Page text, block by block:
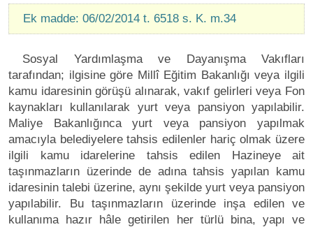
Ek madde: 06/02/2014 t. 6518 s. K. m.34
Sosyal Yardımlaşma ve Dayanışma Vakıfları
tarafından; ilgisine göre Millî Eğitim Bakanlığı veya ilgili
kamu idaresinin görüşü alınarak, vakıf gelirleri veya Fon
kaynakları kullanılarak yurt veya pansiyon yapılabilir.
Maliye Bakanlığınca yurt veya pansiyon yapılmak
amacıyla belediyelere tahsis edilenler hariç olmak üzere
ilgili kamu idarelerine tahsis edilen Hazineye ait
taşınmazların üzerinde de adına tahsis yapılan kamu
idaresinin talebi üzerine, aynı şekilde yurt veya pansiyon
yapılabilir. Bu taşınmazların üzerinde inşa edilen ve
kullanıma hazır hâle getirilen her türlü bina, yapı ve